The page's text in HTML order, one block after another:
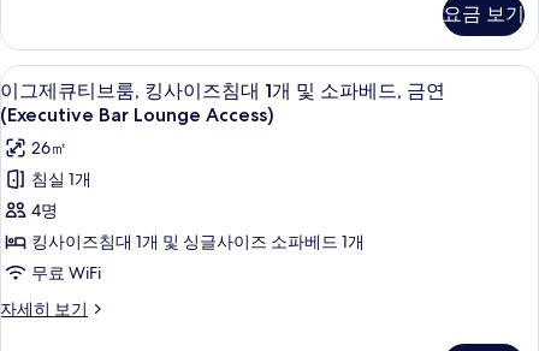
Access)
사
진
모
두
보
기
Bar
Access)
자
세
히
보
기
즈
침
대
1
개,
금
연
(Executive
Bar
Lounge
티
브
룸,
킹
사
이
즈
침
대
금
연
(Executive
요금 보기
이
그
제
큐
티
브
룸,
킹
9
이그제큐티브룸, 킹사이즈침대 1개 및 소파베드, 금연
(Executive Bar Lounge Access)
26㎡
침실 1개
4명
킹사이즈침대 1개 및 싱글사이즈 소파베드 1개
무료 WiFi
자세히 보기
이